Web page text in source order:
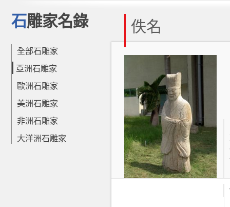
石雕家名錄
全部石雕家
亞洲石雕家
歐洲石雕家
美洲石雕家
非洲石雕家
大洋洲石雕家
佚名